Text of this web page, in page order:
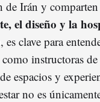
de Irán y
el diseño y la
clave para
instructoras
espacios y
no es